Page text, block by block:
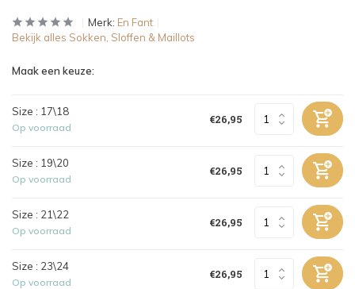
Merk: En Fant
Bekijk alles Sokken, Sloffen & Maillots
Maak een keuze:
Size : 17\18
Op voorraad
€26,95
Size : 19\20
Op voorraad
€26,95
Size : 21\22
Op voorraad
€26,95
Size : 23\24
Op voorraad
€26,95